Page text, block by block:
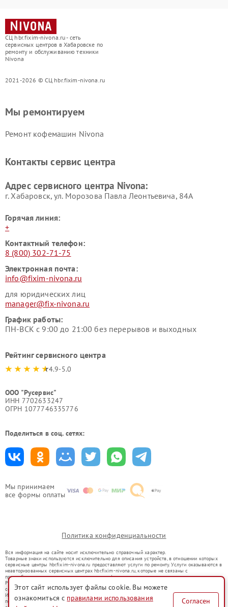
СЦ hbr.fixim-nivona.ru - сеть
сервисных центров в Хабаровске по
ремонту и обслуживанию техники
Nivona
2021-2026 © СЦ hbr.fixim-nivona.ru
Мы принимаем
все формы оплаты
Мы ремонтируем
Ремонт кофемашин Nivona
Контакты сервис центра
Адрес сервисного центра Nivona:
г. Хабаровск, ул. Морозова Павла Леонтьевича, 84А
Горячая линия:
+
Контактный телефон:
8 (800) 302-71-75
Электронная почта:
info@fixim-nivona.ru
для юридических лиц
manager@fix-nivona.ru
График работы:
ПН-ВСК с 9:00 до 21:00 без перерывов и выходных
Рейтинг сервисного центра
4.9-5.0
ООО "Русервис"
ИНН 7702633247
ОГРН 1077746335776
Поделиться в соц. сетях:
Политика конфиденциальности
Вся информация на сайте носит исключительно справочный характер.
Товарные знаки используются исключительно для описания устройств, в отношении которых
сервисные центры hbr.fixim-nivona.ru предоставляют услуги по ремонту. Услуги оказываются в
неавторизованных сервисных центрах hbr.fixim-nivona.ru, которые не связаны с
правообладателями товарных знаков или их официальными представителями.
Ремонт осуществляется для устройств, уже введенных в гражданский оборот в соответствии
со статьей 1487 ГК РФ.
Использование товарных знаков не преследует цели индивидуализации услуг или введения
потребителей в заблуждение, а служит для информирования о предоставляемых услугах по
Этот сайт использует файлы cookie. Вы можете
ознакомиться с правилами использования
Согласен